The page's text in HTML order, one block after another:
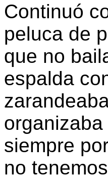
Continuó
peluca de
que no
espalda
siempre
no